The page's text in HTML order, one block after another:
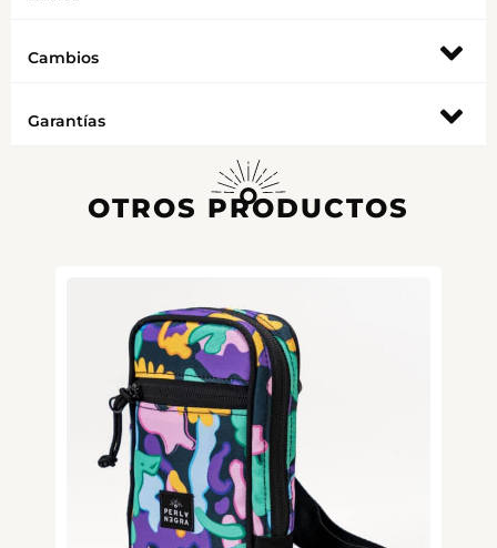
Cambios
Garantías
OTROS PRODUCTOS